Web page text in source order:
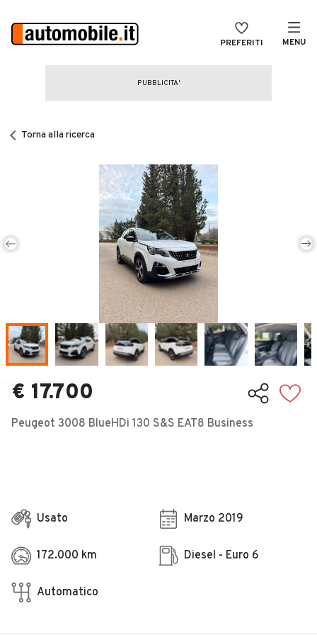
PREFERITI MENU
CERCA
Auto Nuove
Noleggio a lungo termine
Auto d'epoca
Veicoli Commerciali
Concessionari
Torna alla ricerca
€ 17.700
Peugeot 3008 BlueHDi 130 S&S EAT8 Business
Usato Marzo 2019
172.000 km Diesel - Euro 6
Automatico